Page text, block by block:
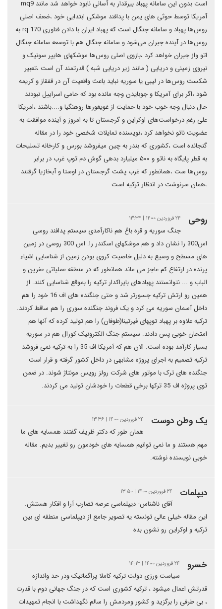
است بدون این سامانه پهباد بیرقدار به آسانی نابود خواهد شد مانند mq9
آمریکا توسط حوثی های یمن با پدافند موشکی ابتدایی خود ،ضعف اصلی
روس‌ها پهباد و سامانه جنگال است که پهباد ایران با دادن فناوری rq 170 به
روس‌ها در آینده جبران می‌شود و سامانه جنگال هم با توسعه سامانه جنگال
اتو واز جبران خواهد کرد ،بازوی اصلی روس‌ها موشکهای هایپر سونیک و
نیروی زمینی و دریایی ( مانند زیر دریایی شبه ) قدرتمند آن است ،تعبیر
شکست روس‌ها در لیبی یا سوریه نباید باعث واقعیت آن در قفقاز و کریمه
شود ،اگر برای آمریکا و جوبایدن وجه مانده بود که حامی اسراییل نبودند
حال دنبال وجه خوب خود با حمایت از غویغورها روهنگیا و....باشند ،امریکا
علی رغم درخواست‌های اوکراین و گرجستان تا به امروز و آینده موافقت به
عضویت ناتو نخواهد کرد ،نویسنده تمایلات شخصی خود را در مقاله
گنجانده است ،کشوری که بندر به چین میفروشد بورس و کارخانه تسلیحات
به قطر پایگاه به ناتو و ۵۰۰ میلیارد بدهی گوش دم توپ غرب در برابر
روس‌ها ست ،همانطور که غرب پشت گرجستان در اوستا و آبخازیا گرفتند
،همان سرنوشت در انتظار ترکیه است
روحی ۲۴ فروردین ۱۴۰۰ | ۱۳:۳۴
جنگ سوریه و قره باغ هم ناکارآمدی سیستم پدافند روسی
اس300 را نشان داد و هم موشکهای اسکندر را. اس 300 روسی در زمین
های مسطح و وسیع به دلیل خاصیت کروی بودن زمین از شناسایی اشیاء
پرنده در ارتفاع کم عاجز می ماند همانطور که در منطقه عملیاتی عفرین و
الباب و ... نتوانستند پهبادهای بایراکدار ترکیه را بموقع شناسایی کنند. از
همین رو ارتش ترکیه جسورتر شد و حتی جنگنده های اف 16 خود را هم
داخل آسمان سوریه می کرد و یک فروند جنگنده سوری را هم ساقط کردند.
ترکیه علاوه بر پهباد توپهای فیرتینا(طوفان) را هم تولید کرده که آنها هم
امتحان خوبی پس دادند. سیستم جنگ الکترونیک کورال هم در سوریه
بسیار کارآمد بوده است. الان هم که آمریکا اف 35 را به ترکیه نمی فروشد
ترکیه تصمیم به اجرای پروژه مشابهی در داخل کشور گرفته و قرار است
جنگنده های ترک با موتور های شرکت رولز رویس مونتاژ شوند. در ضمن
توی پروژه اف 35 ترکها برخی قطعات را خودشان تولید می کردند.
یک وطن دوست ۲۴ فروردین ۱۴۰۰ | ۱۳:۳۶
همان طور که دکتر ظریف گفتند همسایه های ما
مهم هستند و ما نمی توانیم همسایه های خودمون رو تغییر بدیم. مقاله
خوبی نویسنده نوشته.
دیپلمات ۲۴ فروردین ۱۴۰۰ | ۱۳:۵۰
آقای ناشناس- دیپلماسی عرصه تضارب آرا و افکار هستش.
این مقاله خیلی عالی تونسته یه تصویر جامع از دیپلماسی منطقه ای بین
ترکیه و اوکراین رو نشون بده
خسرو ۲۴ فروردین ۱۴۰۰ | ۱۴:۱۳
سیاست ورزی دولت ترکیه کاملا پراگماتیک ودر حد واندازه
قدرتش اعمال میشود ، ترکیه کشوری است که در جنگ جهانی دوم با قدرت
، بی طرفی را برگزید و کشور ومردمش را سالم نگهداشت با انجام تمهیدات